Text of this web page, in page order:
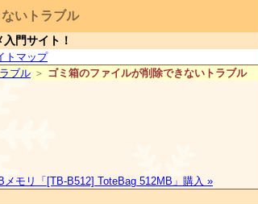
いトラブル
門サイト！
トマップ
ブル ＞ ゴミ箱のファイルが削除できないトラブル
メモリ「[TB-B512] ToteBag 512MB」購入 »